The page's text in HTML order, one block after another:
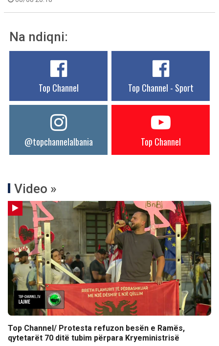
Na ndiqni:
Top Channel Top Channel - Sport
@topchannelalbania Top Channel
Video »
Top Channel/ Protesta refuzon besën e Ramës,
qytetarët 70 ditë tubim përpara Kryeministrisë